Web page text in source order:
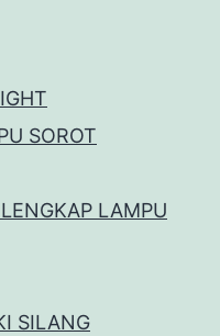
SOROT
LAMPU
SILANG